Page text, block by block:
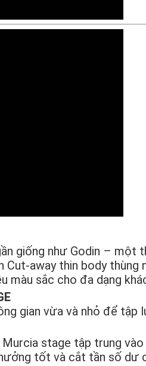
giống như Godin – một
Cut-away thin body thùng
màu sắc cho đa dạng
gian vừa và nhỏ để tập
stage tập trung vào
tốt và cắt tần số dư